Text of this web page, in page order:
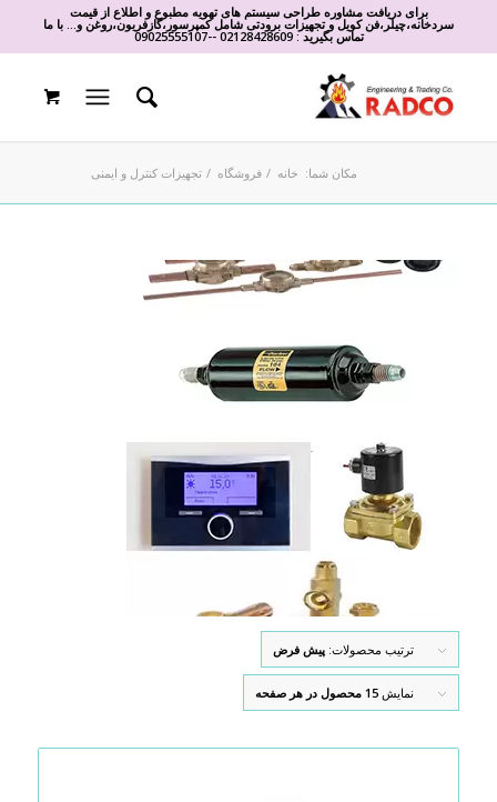
برای دریافت مشاوره طراحی سیستم های تهویه مطبوع و اطلاع از قیمت
سردخانه،چیلر،فن کویل و تجهیزات برودتی شامل کمپرسور،گازفریون،روغن و... با ما
تماس بگیرید :02128428609
-
-
09025555107
مکان شما: خانه / فروشگاه / تجهیزات کنترل و ایمنی
ترتیب محصولات: پیش فرض
نمایش 15 محصول در هر صفحه